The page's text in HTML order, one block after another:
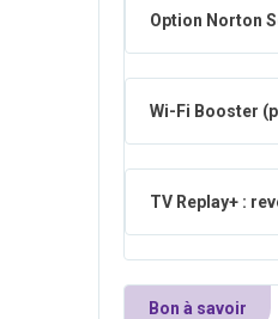
Option Norton
Wi-Fi Booster
TV Replay+ :
Bon à savoir